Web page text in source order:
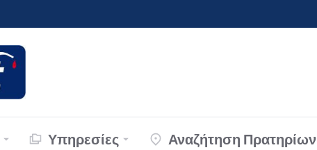
Υπηρεσίες Αναζήτηση Πρατηρίων